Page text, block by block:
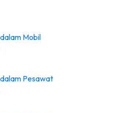
Mobil
Pesawat